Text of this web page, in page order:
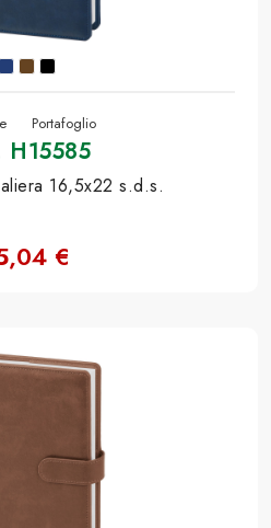
Portafoglio
16,5x22 s.d.s.
€